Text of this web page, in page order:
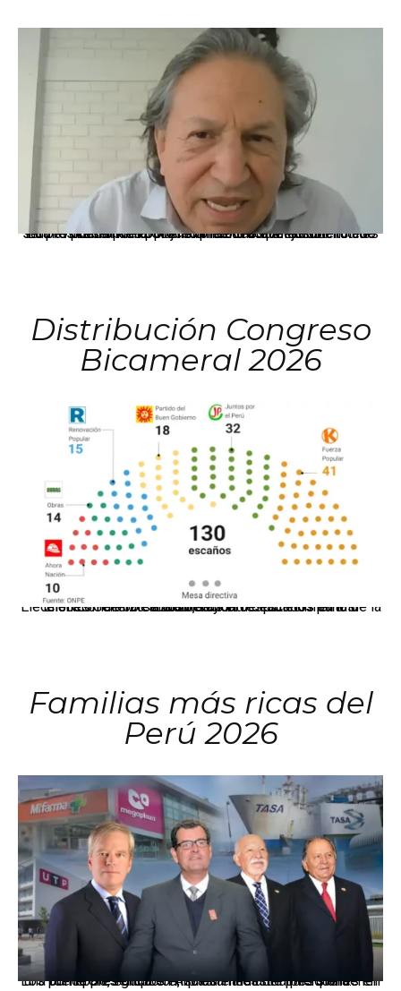
La presidenta Keiko Fujimori informó que la solicitud de indulto presentada por el expresidente Alejandro Toledo será evaluada por la Comisión de Gracias Presidenciales conforme al procedimiento establecido.
Distribución Congreso
Bicameral 2026
El JNE oficializó la distribución de escaños para la elección de 60 senadores y 130 diputados en las Elecciones Generales 2026, tras el restablecimiento de la Bicameralidad.
Familias más ricas del
Perú 2026
Los principales grupos empresariales del país mantienen una fuerte presencia en Áncash mediante inversiones en comercio, educación, salud e industria pesquera.